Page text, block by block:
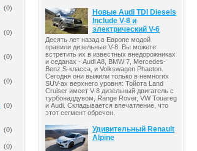
(0)
(0)
(0)
(0)
(0)
(0)
(0)
Новые Audi TDI Diesels
Include V-8 и
электрический V-6
Десять лет назад в Европе модой
правили дизельные V-8. Вы можете
встретить их в известных внедорожниках
и седанах - Audi A8, BMW 7, Mercedes-
Benz S-класса, и Volkswagen Phaeton.
Сегодня они выжили только в немногих
SUV-ах верхнего уровня: Тойота Land
Cruiser имеет V-8 дизельный двигатель с
турбонаддувом, Range Rover, VW Touareg
и Audi. Складывается впечатление, что
этот сегмент обречен.
Удивительный Renault
Alpine